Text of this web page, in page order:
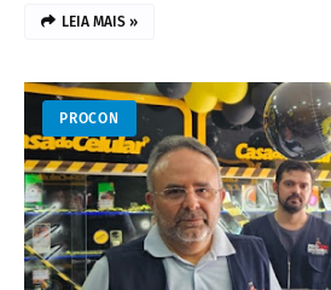
LEIA MAIS »
PROCON